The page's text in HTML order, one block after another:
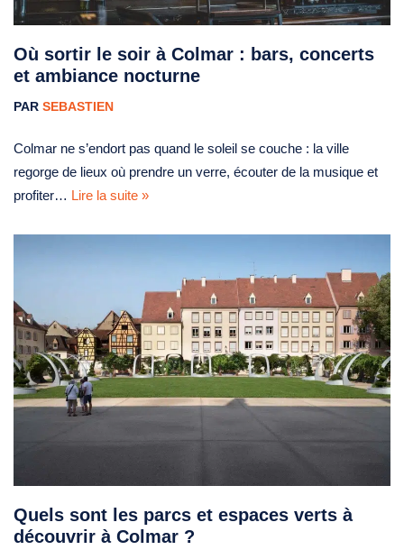
Où sortir le soir à Colmar : bars, concerts
et ambiance nocturne
PAR SEBASTIEN
Colmar ne s’endort pas quand le soleil se couche : la ville
regorge de lieux où prendre un verre, écouter de la musique et
profiter… Lire la suite »
Quels sont les parcs et espaces verts à
découvrir à Colmar ?